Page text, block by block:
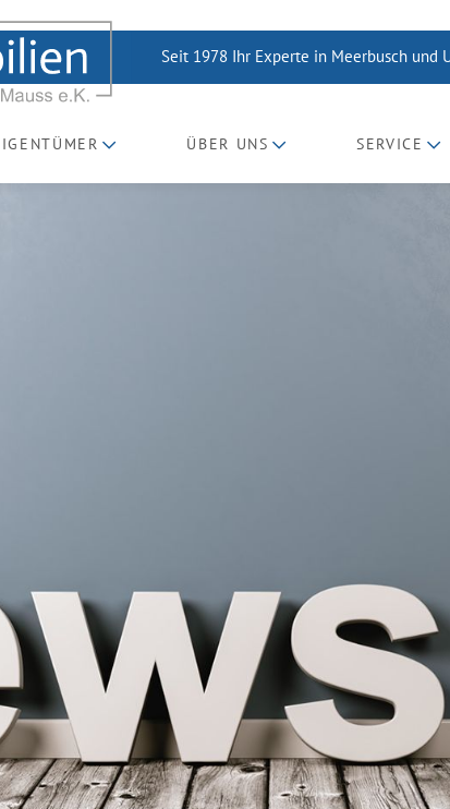
Seit 1978 Ihr Experte in Meerbusch und
ÜBER UNS SERVICE